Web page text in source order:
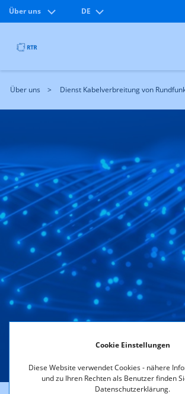
Cookie Einstellungen
Diese Website verwendet Cookies - nähere
und zu Ihren Rechten als Benutzer finden
Datenschutzerklärung.
Über uns DE
Über uns Dienst Kabelverbreitung von
Dienst